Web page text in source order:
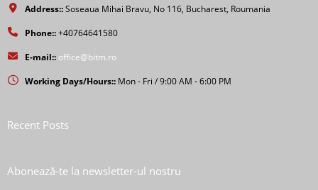
Address::Soseaua Mihai Bravu, No 116, Bucharest, Roumania
Phone::+40764641580
E-mail:: office@bitm.ro
Working Days/Hours:: Mon - Fri / 9:00 AM - 6:00 PM
Recent Posts
Abonează-te la newsletter-ul nostru